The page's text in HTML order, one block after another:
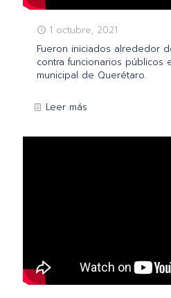
1 octubre, 2021
Fueron iniciados alrededor
contra funcionarios públicos
municipal de Querétaro.
Leer más